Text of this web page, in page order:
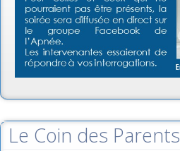
Le Coin des Parents